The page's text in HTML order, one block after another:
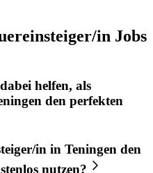
in Jobs
helfen, als
den perfekten
in in Teningen den
nutzen?